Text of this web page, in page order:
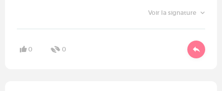
Voir la signature
0 0